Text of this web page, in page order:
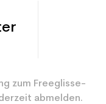
zum Freeglisse-
abmelden.